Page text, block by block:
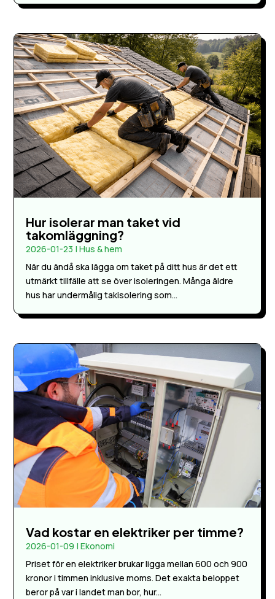
Hur isolerar man taket vid
takomläggning?
2026-01-23 |Hus & hem
När du ändå ska lägga om taket på ditt hus är det ett
utmärkt tillfälle att se över isoleringen. Många äldre
hus har undermålig takisolering som...
Vad kostar en elektriker per timme?
2026-01-09 |Ekonomi
Priset för en elektriker brukar ligga mellan 600 och 900
kronor i timmen inklusive moms. Det exakta beloppet
beror på var i landet man bor, hur...